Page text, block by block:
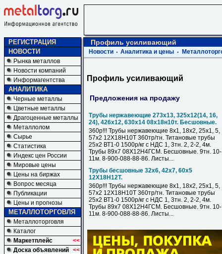
РЕГИСТРАЦИЯ
НОВОСТИ
Рынка металлов
Новости компаний
Информагентства
АНАЛИТИКА
Черные металлы
Цветные металлы
Драгоценные металлы
Металлолом
Сырье
Статистика
Индекс цен России
Мировые цены
Цены на биржах
Вопрос месяца
Публикации
Цены и прогнозы
МЕТАЛЛОТОРГОВЛЯ
Металлоторговля
Каталог
Маркетплейс
<<
Доска объявлений <<
Профиль усиливающий
Новости Аналитика и цены
Профиль усиливающий
Предложения на продажу
Трубы нержавеющие 273х13, 325х12(14, 16,
24), 426х12, 630х14 08х18н10т. Бесшовные.
360р!!! Трубы нержавеющие 8х1, 18х2, 25х1, 5,
57х2 12Х18Н10Т 360тр/тн. Титановые трубы
25х2 ВТ1-0 1500р/кг с НДС 1, 3тн. 2, 2-2, 4м.
Трубы 89х7 08Х12Н4ГСМ. Бесшовные. 9тн. 10-
11м. 8-900-088-88-86. Листы...
Трубы бесшовные 32х6, 42х7, 60х5
12Х18Н12Т.
360р!!! Трубы нержавеющие 8х1, 18х2, 25х1, 5,
57х2 12Х18Н10Т 360тр/тн. Титановые трубы
25х2 ВТ1-0 1500р/кг с НДС 1, 3тн. 2, 2-2, 4м.
Трубы 89х7 08Х12Н4ГСМ. Бесшовные. 9тн. 10-
11м. 8-900-088-88-86. Листы...